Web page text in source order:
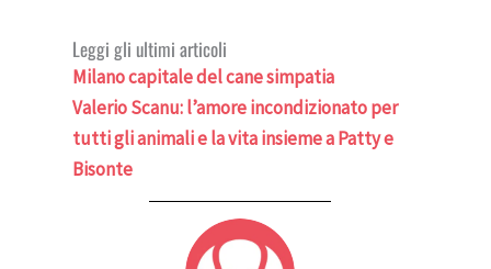
Leggi gli ultimi articoli
Milano capitale del cane simpatia
Valerio Scanu: l’amore incondizionato per
tutti gli animali e la vita insieme a Patty e
Bisonte